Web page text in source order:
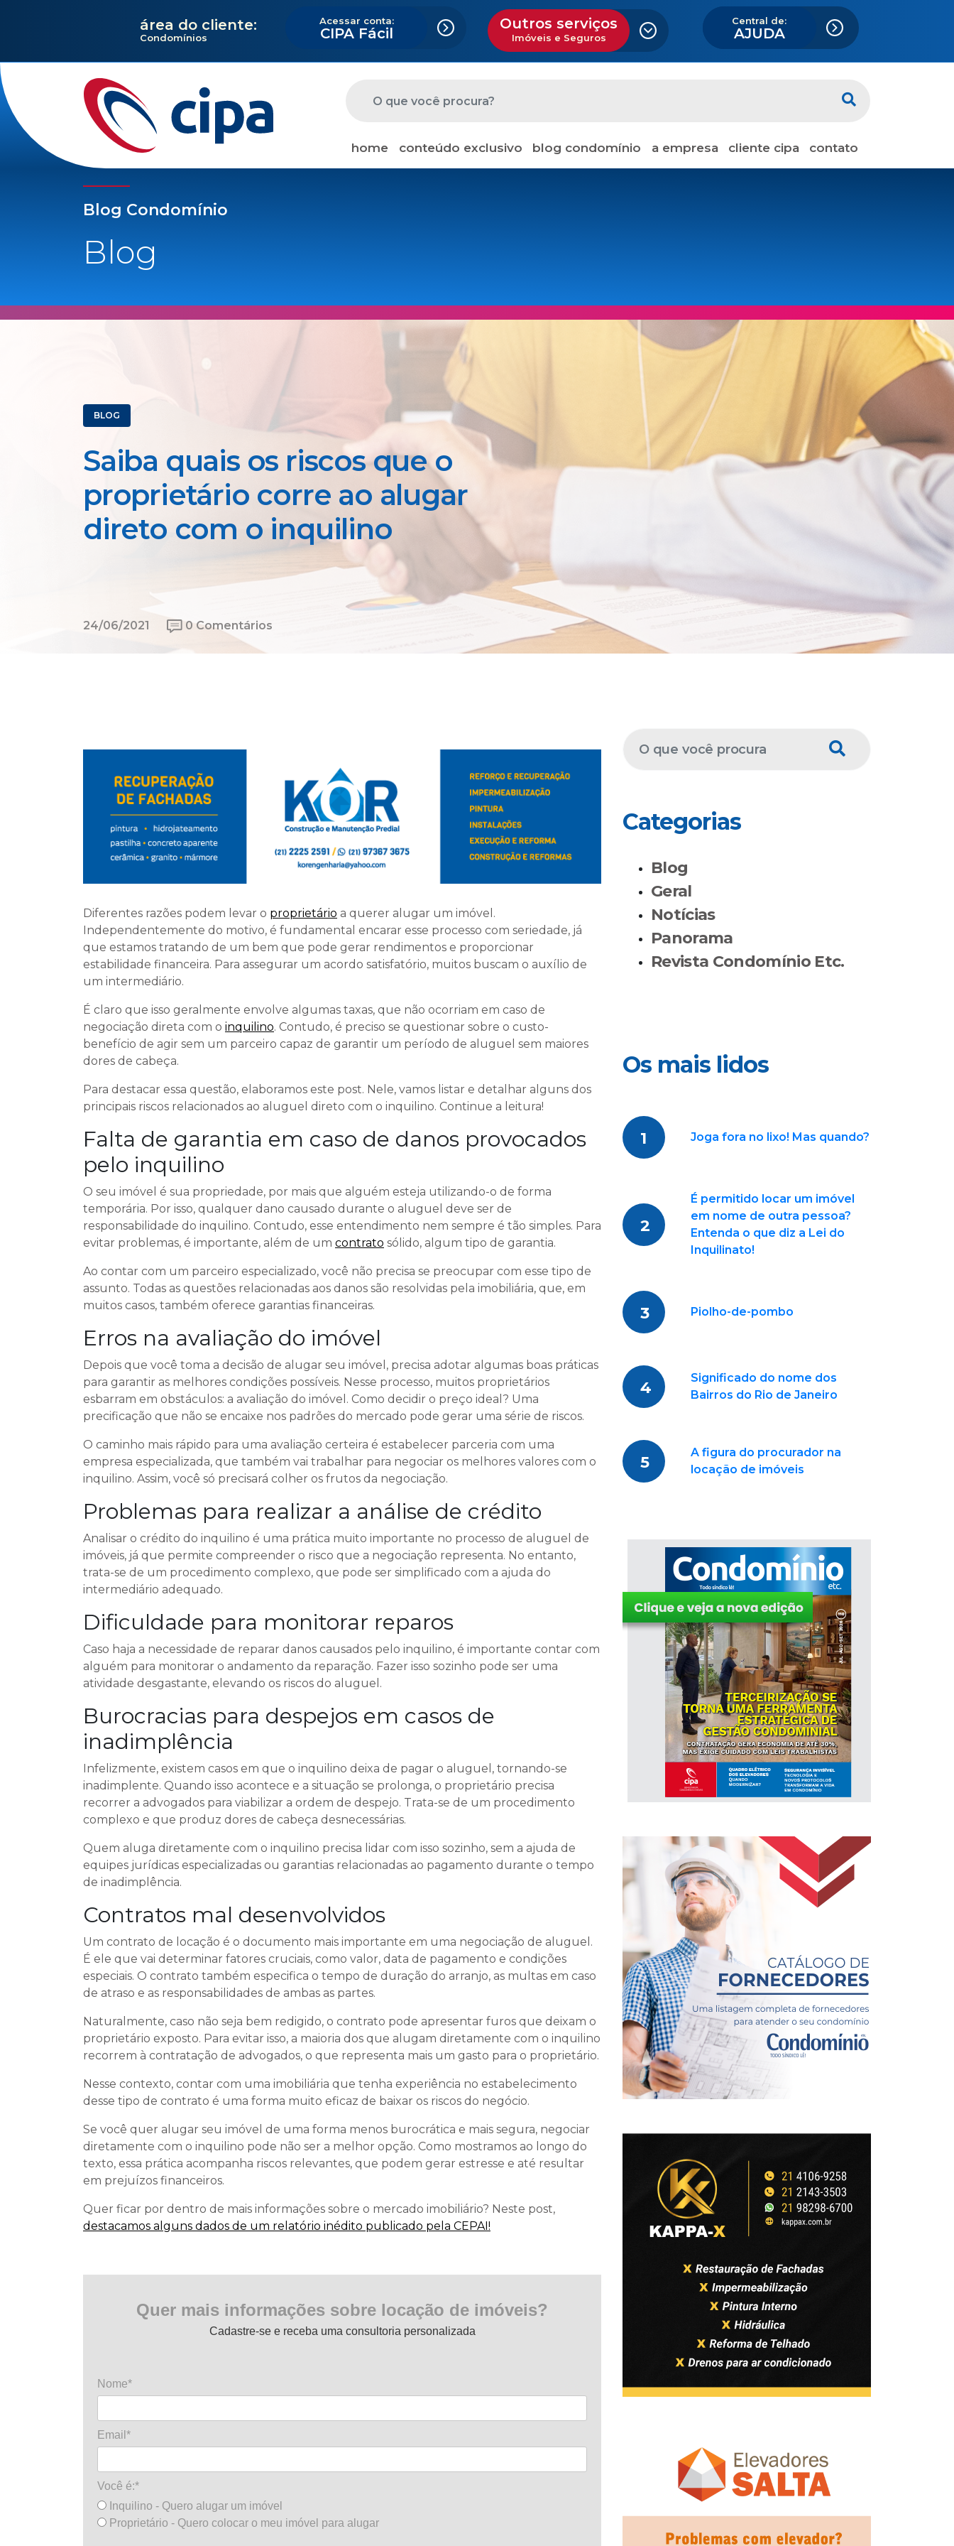
área do cliente:
Condomínios
Acessar conta:
CIPA Fácil
Outros serviços
Imóveis e Seguros
Central de:
AJUDA
home conteúdo exclusivo blog condomínio a empresa cliente cipa contato
Blog Condomínio
Blog
BLOG
Saiba quais os riscos que o
proprietário corre ao alugar
direto com o inquilino
24/06/2021 0 Comentários
Diferentes razões podem levar o proprietário a querer alugar um imóvel.
Independentemente do motivo, é fundamental encarar esse processo com seriedade, já
que estamos tratando de um bem que pode gerar rendimentos e proporcionar
estabilidade financeira. Para assegurar um acordo satisfatório, muitos buscam o auxílio de
um intermediário.
É claro que isso geralmente envolve algumas taxas, que não ocorriam em caso de
negociação direta com o inquilino. Contudo, é preciso se questionar sobre o custo-
benefício de agir sem um parceiro capaz de garantir um período de aluguel sem maiores
dores de cabeça.
Para destacar essa questão, elaboramos este post. Nele, vamos listar e detalhar alguns dos
principais riscos relacionados ao aluguel direto com o inquilino. Continue a leitura!
Falta de garantia em caso de danos provocados
pelo inquilino
O seu imóvel é sua propriedade, por mais que alguém esteja utilizando-o de forma
temporária. Por isso, qualquer dano causado durante o aluguel deve ser de
responsabilidade do inquilino. Contudo, esse entendimento nem sempre é tão simples. Para
evitar problemas, é importante, além de um contrato sólido, algum tipo de garantia.
Ao contar com um parceiro especializado, você não precisa se preocupar com esse tipo de
assunto. Todas as questões relacionadas aos danos são resolvidas pela imobiliária, que, em
muitos casos, também oferece garantias financeiras.
Erros na avaliação do imóvel
Depois que você toma a decisão de alugar seu imóvel, precisa adotar algumas boas práticas
para garantir as melhores condições possíveis. Nesse processo, muitos proprietários
esbarram em obstáculos: a avaliação do imóvel. Como decidir o preço ideal? Uma
precificação que não se encaixe nos padrões do mercado pode gerar uma série de riscos.
O caminho mais rápido para uma avaliação certeira é estabelecer parceria com uma
empresa especializada, que também vai trabalhar para negociar os melhores valores com o
inquilino. Assim, você só precisará colher os frutos da negociação.
Problemas para realizar a análise de crédito
Analisar o crédito do inquilino é uma prática muito importante no processo de aluguel de
imóveis, já que permite compreender o risco que a negociação representa. No entanto,
trata-se de um procedimento complexo, que pode ser simplificado com a ajuda do
intermediário adequado.
Dificuldade para monitorar reparos
Caso haja a necessidade de reparar danos causados pelo inquilino, é importante contar com
alguém para monitorar o andamento da reparação. Fazer isso sozinho pode ser uma
atividade desgastante, elevando os riscos do aluguel.
Burocracias para despejos em casos de
inadimplência
Infelizmente, existem casos em que o inquilino deixa de pagar o aluguel, tornando-se
inadimplente. Quando isso acontece e a situação se prolonga, o proprietário precisa
recorrer a advogados para viabilizar a ordem de despejo. Trata-se de um procedimento
complexo e que produz dores de cabeça desnecessárias.
Quem aluga diretamente com o inquilino precisa lidar com isso sozinho, sem a ajuda de
equipes jurídicas especializadas ou garantias relacionadas ao pagamento durante o tempo
de inadimplência.
Contratos mal desenvolvidos
Um contrato de locação é o documento mais importante em uma negociação de aluguel.
É ele que vai determinar fatores cruciais, como valor, data de pagamento e condições
especiais. O contrato também especifica o tempo de duração do arranjo, as multas em caso
de atraso e as responsabilidades de ambas as partes.
Naturalmente, caso não seja bem redigido, o contrato pode apresentar furos que deixam o
proprietário exposto. Para evitar isso, a maioria dos que alugam diretamente com o inquilino
recorrem à contratação de advogados, o que representa mais um gasto para o proprietário.
Nesse contexto, contar com uma imobiliária que tenha experiência no estabelecimento
desse tipo de contrato é uma forma muito eficaz de baixar os riscos do negócio.
Se você quer alugar seu imóvel de uma forma menos burocrática e mais segura, negociar
diretamente com o inquilino pode não ser a melhor opção. Como mostramos ao longo do
texto, essa prática acompanha riscos relevantes, que podem gerar estresse e até resultar
em prejuízos financeiros.
Quer ficar por dentro de mais informações sobre o mercado imobiliário? Neste post,
destacamos alguns dados de um relatório inédito publicado pela CEPAI!
Quer mais informações sobre locação de imóveis?
Cadastre-se e receba uma consultoria personalizada
Nome*
Email*
Você é:*
Inquilino - Quero alugar um imóvel
Proprietário - Quero colocar o meu imóvel para alugar
Categorias
Blog
Geral
Notícias
Panorama
Revista Condomínio Etc.
Os mais lidos
1 Joga fora no lixo! Mas quando?
2
É permitido locar um imóvel
em nome de outra pessoa?
Entenda o que diz a Lei do
Inquilinato!
3 Piolho-de-pombo
4
Significado do nome dos
Bairros do Rio de Janeiro
5
A figura do procurador na
locação de imóveis